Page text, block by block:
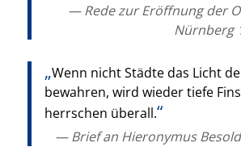
Rede zur Eröffnung der
Nürnberg
Wenn nicht Städte das Licht
bewahren, wird wieder tiefe
herrschen überall.
Brief an Hieronymus Besold